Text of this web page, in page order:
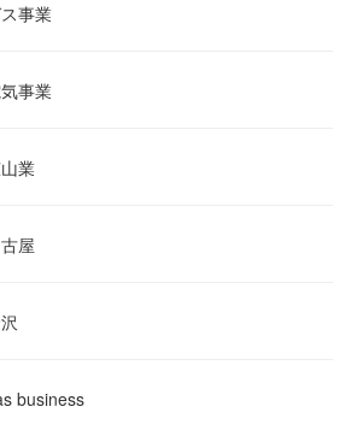
ス事業
気事業
山業
古屋
沢
business